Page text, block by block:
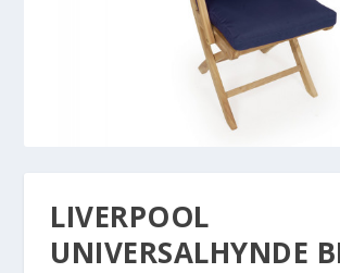
LIVERPOOL
UNIVERSALHYNDE